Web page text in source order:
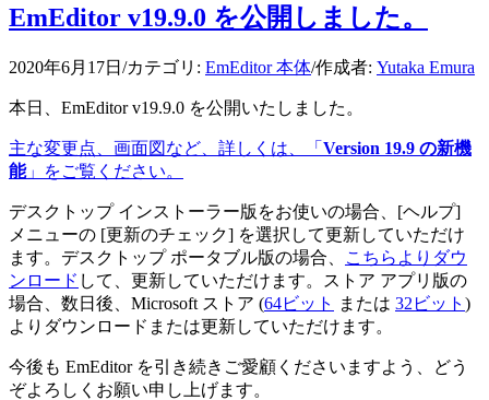
EmEditor v19.9.0 を公開しました。
2020年6月17日 /カテゴリ: EmEditor 本体/作成者: Yutaka Emura
本日、EmEditor v19.9.0 を公開いたしました。
主な変更点、画面図など、詳しくは、「 Version 19.9 の新機
能」をご覧ください。
デスクトップ インストーラー版をお使いの場合、[ヘルプ]
メニューの [更新のチェック] を選択して更新していただけ
ます。デスクトップ ポータブル版の場合、
こちらよりダウ
ンロード して、更新していただけます。ストア アプリ版の
場合、数日後、Microsoft ストア (64ビット または 32ビット )
よりダウンロードまたは更新していただけます。
今後も EmEditor を引き続きご愛顧くださいますよう、どう
ぞよろしくお願い申し上げます。